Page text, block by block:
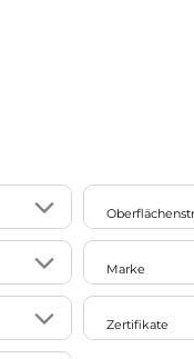
117
1
glatt
140
Marke
Zertifikate